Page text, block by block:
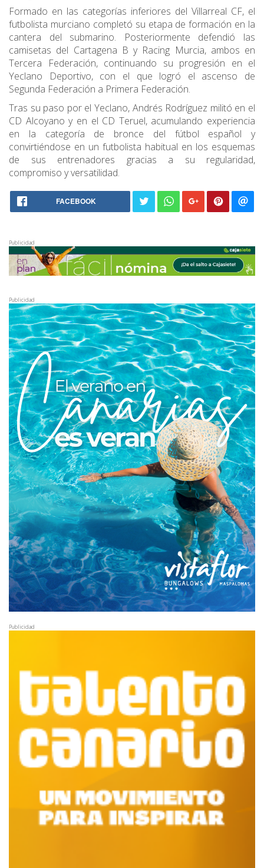
Formado en las categorías inferiores del Villarreal CF, el
futbolista murciano completó su etapa de formación en la
cantera del submarino. Posteriormente defendió las
camisetas del Cartagena B y Racing Murcia, ambos en
Tercera Federación, continuando su progresión en el
Yeclano Deportivo, con el que logró el ascenso de
Segunda Federación a Primera Federación.
Tras su paso por el Yeclano, Andrés Rodríguez militó en el
CD Alcoyano y en el CD Teruel, acumulando experiencia
en la categoría de bronce del fútbol español y
convirtiéndose en un futbolista habitual en los esquemas
de sus entrenadores gracias a su regularidad,
compromiso y versatilidad.
FACEBOOK
Publicidad
Publicidad
Publicidad